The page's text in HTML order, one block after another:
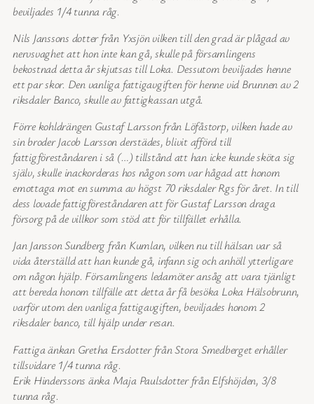
beviljades 1/4 tunna råg.
Nils Janssons dotter från Yxsjön vilken till den grad är plågad av
nervsvaghet att hon inte kan gå, skulle på församlingens
bekostnad detta år skjutsas till Loka. Dessutom beviljades henne
ett par skor. Den vanliga fattigavgiften för henne vid Brunnen av 2
riksdaler Banco, skulle av fattigkassan utgå.
Förre kohldrängen Gustaf Larsson från Löfåstorp, vilken hade av
sin broder Jacob Larsson derstädes, blivit afförd till
fattigföreståndaren i så (…) tillstånd att han icke kunde sköta sig
själv, skulle inackorderas hos någon som var hågad att honom
emottaga mot en summa av högst 70 riksdaler Rgs för året. In till
dess lovade fattigföreståndaren att för Gustaf Larsson draga
försorg på de villkor som stöd att för tillfället erhålla.
Jan Jansson Sundberg från Kumlan, vilken nu till hälsan var så
vida återställd att han kunde gå, infann sig och anhöll ytterligare
om någon hjälp. Församlingens ledamöter ansåg att vara tjänligt
att bereda honom tillfälle att detta år få besöka Loka Hälsobrunn,
varför utom den vanliga fattigavgiften, beviljades honom 2
riksdaler banco, till hjälp under resan.
Fattiga änkan Gretha Ersdotter från Stora Smedberget erhåller
tillsvidare 1/4 tunna råg.
Erik Hinderssons änka Maja Paulsdotter från Elfshöjden, 3/8
tunna råg.